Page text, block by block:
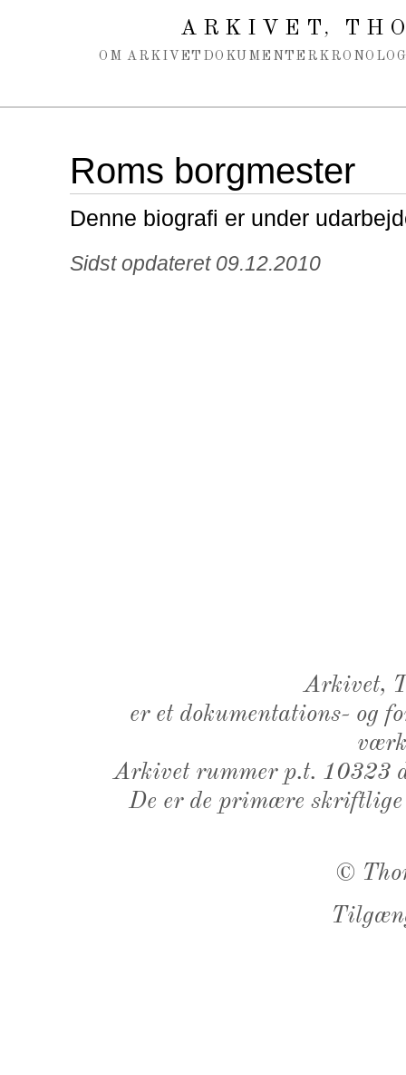
ARKIVET,
OM ARKIVET DOKUMENTER
Roms borgmester
Denne biografi er under
Sidst opdateret 09.12.2010
Arkivet,
er et dokumentations- og
Arkivet rummer p.t. 10323
De er de primære
©